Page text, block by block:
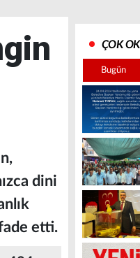
dini
etti.
ÇOK
Bugün